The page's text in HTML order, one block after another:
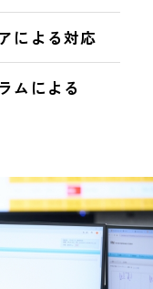
による対応
ムによる